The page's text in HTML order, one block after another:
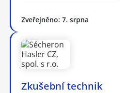
Zveřejněno: 7. srpna
Zkušební technik